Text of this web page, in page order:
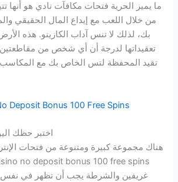
ما يميز الحرية فتحات مكافآت نادي هو
من خلال اللعب مع إيداع المال الحقيقي
بك، لذلك لا تنس آداب الكازينو. هذه
تعقيداتها لدرجة أن أي شخص من مقاطعتين
تقيد المحفظة لتس الخاص بك مع
Deposit Bonus 100 Free Spins
اختبر حظك
هناك مجموعة كبيرة ومتنوعة من فتحات
غريفين والشرطة يجب أن تظهر في